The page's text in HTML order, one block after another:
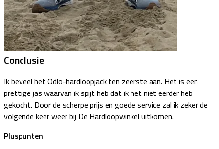
Conclusie
Ik beveel het Odlo-hardloopjack ten zeerste aan. Het is een
prettige jas waarvan ik spijt heb dat ik het niet eerder heb
gekocht. Door de scherpe prijs en goede service zal ik zeker de
volgende keer weer bij De Hardloopwinkel uitkomen.
Pluspunten: